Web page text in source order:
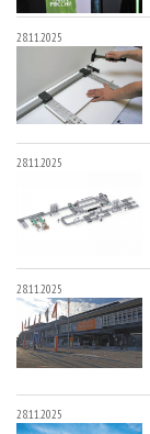
28.11.2025
28.11.2025
28.11.2025
28.11.2025